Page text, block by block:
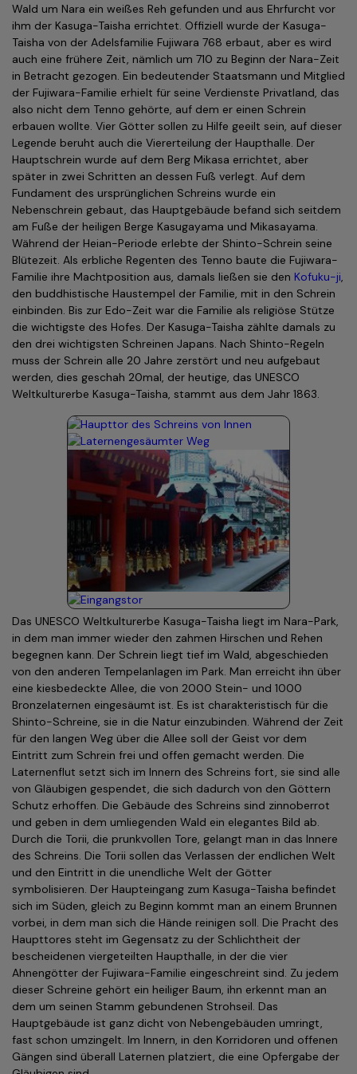
Wald um Nara ein weißes Reh gefunden und aus Ehrfurcht vor
ihm der Kasuga-Taisha errichtet. Offiziell wurde der Kasuga-
Taisha von der Adelsfamilie Fujiwara 768 erbaut, aber es wird
auch eine frühere Zeit, nämlich um 710 zu Beginn der Nara-Zeit
in Betracht gezogen. Ein bedeutender Staatsmann und Mitglied
der Fujiwara-Familie erhielt für seine Verdienste Privatland, das
also nicht dem Tenno gehörte, auf dem er einen Schrein
erbauen wollte. Vier Götter sollen zu Hilfe geeilt sein, auf dieser
Legende beruht auch die Viererteilung der Haupthalle. Der
Hauptschrein wurde auf dem Berg Mikasa errichtet, aber
später in zwei Schritten an dessen Fuß verlegt. Auf dem
Fundament des ursprünglichen Schreins wurde ein
Nebenschrein gebaut, das Hauptgebäude befand sich seitdem
am Fuße der heiligen Berge Kasugayama und Mikasayama.
Während der Heian-Periode erlebte der Shinto-Schrein seine
Blütezeit. Als erbliche Regenten des Tenno baute die Fujiwara-
Familie ihre Machtposition aus, damals ließen sie den Kofuku-ji,
den buddhistische Haustempel der Familie, mit in den Schrein
einbinden. Bis zur Edo-Zeit war die Familie als religiöse Stütze
die wichtigste des Hofes. Der Kasuga-Taisha zählte damals zu
den drei wichtigsten Schreinen Japans. Nach Shinto-Regeln
muss der Schrein alle 20 Jahre zerstört und neu aufgebaut
werden, dies geschah 20mal, der heutige, das UNESCO
Weltkulturerbe Kasuga-Taisha, stammt aus dem Jahr 1863.
Das UNESCO Weltkulturerbe Kasuga-Taisha liegt im Nara-Park,
in dem man immer wieder den zahmen Hirschen und Rehen
begegnen kann. Der Schrein liegt tief im Wald, abgeschieden
von den anderen Tempelanlagen im Park. Man erreicht ihn über
eine kiesbedeckte Allee, die von 2000 Stein- und 1000
Bronzelaternen eingesäumt ist. Es ist charakteristisch für die
Shinto-Schreine, sie in die Natur einzubinden. Während der Zeit
für den langen Weg über die Allee soll der Geist vor dem
Eintritt zum Schrein frei und offen gemacht werden. Die
Laternenflut setzt sich im Innern des Schreins fort, sie sind alle
von Gläubigen gespendet, die sich dadurch von den Göttern
Schutz erhoffen. Die Gebäude des Schreins sind zinnoberrot
und geben in dem umliegenden Wald ein elegantes Bild ab.
Durch die Torii, die prunkvollen Tore, gelangt man in das Innere
des Schreins. Die Torii sollen das Verlassen der endlichen Welt
und den Eintritt in die unendliche Welt der Götter
symbolisieren. Der Haupteingang zum Kasuga-Taisha be­findet
sich im Süden, gleich zu Beginn kommt man an einem Brunnen
vor­bei, in dem man sich die Hände reinigen soll. Die Pracht des
Haupttores steht im Gegensatz zu der Schlichtheit der
bescheidenen viergeteilten Haupthalle, in der die vier
Ahnengötter der Fujiwara-Familie eingeschreint sind. Zu jedem
dieser Schreine gehört ein heiliger Baum, ihn erkennt man an
dem um seinen Stamm gebundenen Strohseil. Das
Hauptgebäude ist ganz dicht von Nebengebäuden umringt,
fast schon umzingelt. Im Innern, in den Korridoren und offenen
Gängen sind überall Laternen platziert, die eine Opfergabe der